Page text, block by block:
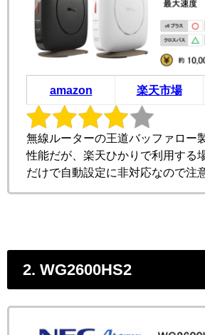
amazon 楽天市場
無線ルーターの王道バッファロー
性能だが、楽天ひかりで利用する
だけで自動設定に非対応なので注
2. WG2600HS2